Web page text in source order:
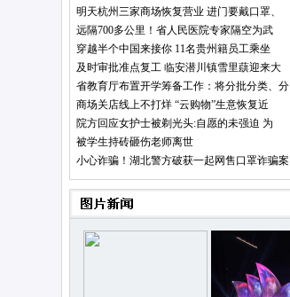
明天杭州三家商场恢复营业 进门要戴口罩、
远隔700多公里！省人民医院专家隔空为武
穿越半个中国来接你 11名贵州籍员工乘坐
及时审批准点复工 临安潜川镇雪里蕻迎来大
省教育厅布置开学筹备工作：将分批分类、分
商场关店线上不打烊 “云购物”生意恢复近
院方回应女护士被剃光头:自愿的未强迫 为
被学生持砖砸伤老师离世
小心诈骗！湖北警方破获一起网售口罩诈骗案